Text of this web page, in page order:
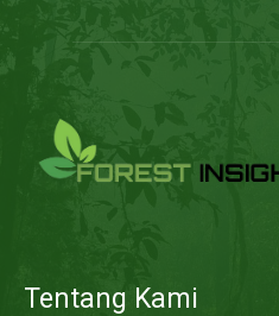
Tentang Kami